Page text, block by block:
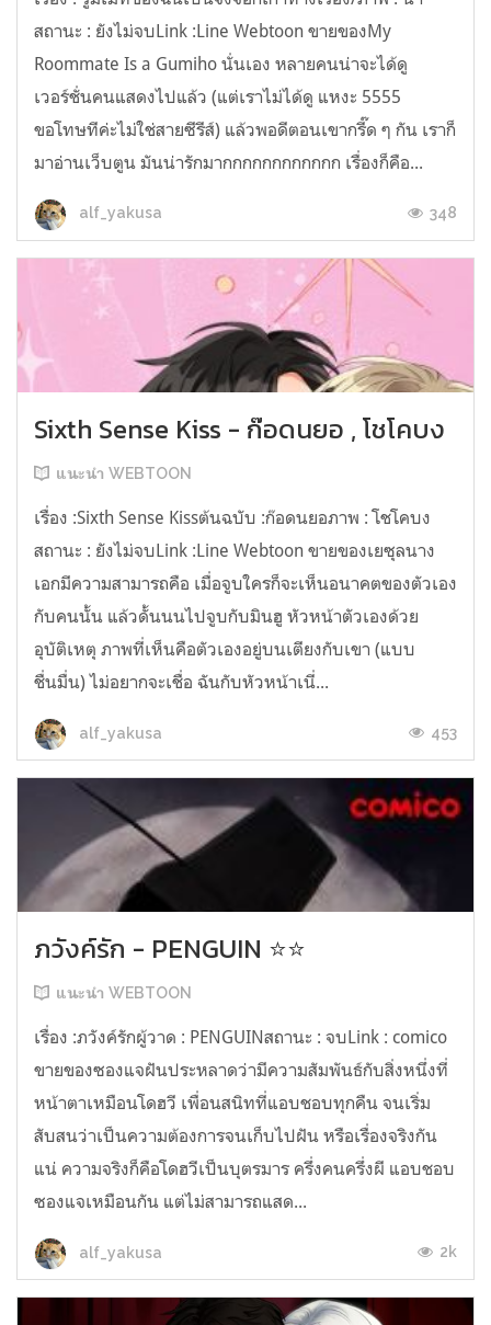
สถานะ : ยังไม่จบLink :Line Webtoon ขายของMy
Roommate Is a Gumiho นั่นเอง หลายคนน่าจะได้ดู
เวอร์ชั่นคนแสดงไปแล้ว (แต่เราไม่ได้ดู แหงะ 5555
ขอโทษทีค่ะไม่ใช่สายซีรีส์) แล้วพอดีตอนเขากรี๊ด ๆ กัน เราก็
มาอ่านเว็บตูน มันน่ารักมากกกกกกกกกกกก เรื่องก็คือ...
alf_yakusa 348
Sixth Sense Kiss - ก๊อดนยอ , โชโคบง
แนะนำ WEBTOON
เรื่อง :Sixth Sense Kissต้นฉบับ :ก๊อดนยอภาพ : โชโคบง
สถานะ : ยังไม่จบLink :Line Webtoon ขายของเยซุลนาง
เอกมีความสามารถคือ เมื่อจูบใครก็จะเห็นอนาคตของตัวเอง
กับคนนั้น แล้วดั้นนนไปจูบกับมินฮู หัวหน้าตัวเองด้วย
อุบัติเหตุ ภาพที่เห็นคือตัวเองอยู่บนเตียงกับเขา (แบบ
ชื่นมื่น) ไม่อยากจะเชื่อ ฉันกับหัวหน้าเนี่...
alf_yakusa 453
ภวังค์รัก - PENGUIN ⭐⭐
แนะนำ WEBTOON
เรื่อง :ภวังค์รักผู้วาด : PENGUINสถานะ : จบLink : comico
ขายของซองแจฝันประหลาดว่ามีความสัมพันธ์กับสิ่งหนึ่งที่
หน้าตาเหมือนโดฮวี เพื่อนสนิทที่แอบชอบทุกคืน จนเริ่ม
สับสนว่าเป็นความต้องการจนเก็บไปฝัน หรือเรื่องจริงกัน
แน่ ความจริงก็คือโดฮวีเป็นบุตรมาร ครึ่งคนครึ่งผี แอบชอบ
ซองแจเหมือนกัน แต่ไม่สามารถแสด...
alf_yakusa 2k